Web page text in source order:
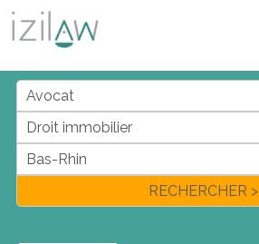
jdadi
fl
RECHERCHER >